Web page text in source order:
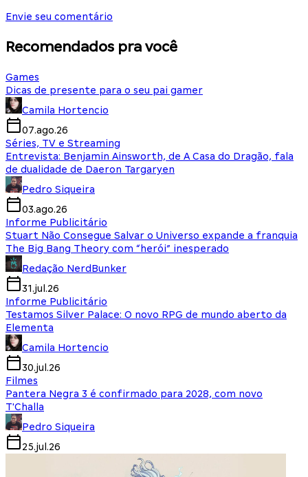
Envie seu comentário
Recomendados pra você
Games
Dicas de presente para o seu pai gamer
Camila Hortencio
07.ago.26
Séries, TV e Streaming
Entrevista: Benjamin Ainsworth, de A Casa do Dragão, fala
de dualidade de Daeron Targaryen
Pedro Siqueira
03.ago.26
Informe Publicitário
Stuart Não Consegue Salvar o Universo expande a franquia
The Big Bang Theory com “herói” inesperado
Redação NerdBunker
31.jul.26
Informe Publicitário
Testamos Silver Palace: O novo RPG de mundo aberto da
Elementa
Camila Hortencio
30.jul.26
Filmes
Pantera Negra 3 é confirmado para 2028, com novo
T'Challa
Pedro Siqueira
25.jul.26